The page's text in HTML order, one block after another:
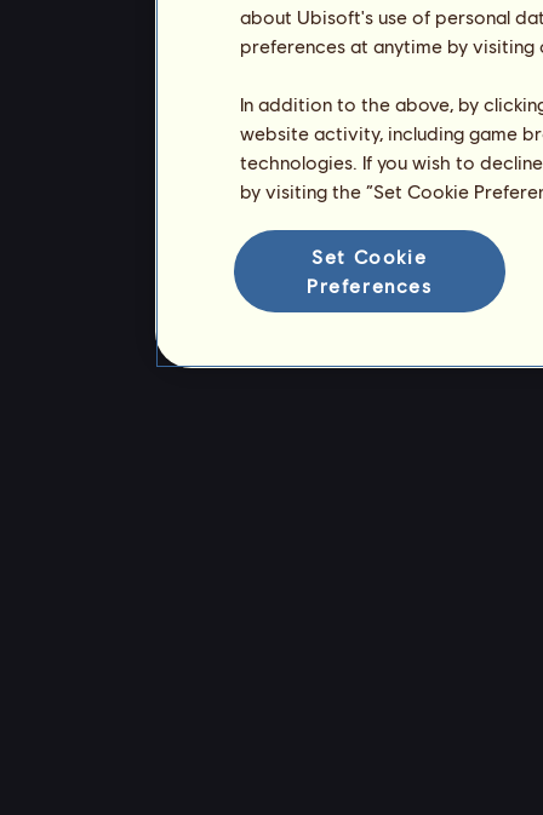
about Ubisoft's use of personal
preferences at anytime by
In addition to the above, by
website activity, including game
technologies. If you wish to
by visiting the “Set Cookie
Set Cookie
Preferences